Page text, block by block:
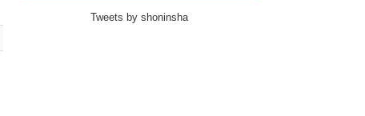
Tweets by shoninsha